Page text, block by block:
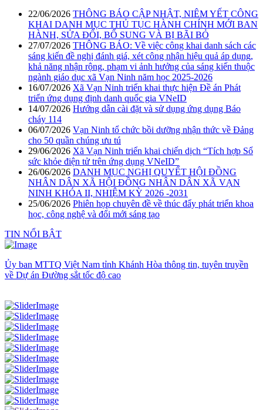
22/06/2026 THÔNG BÁO CẬP NHẬT, NIÊM YẾT CÔNG
KHAI DANH MỤC THỦ TỤC HÀNH CHÍNH MỚI BAN
HÀNH, SỬA ĐỔI, BỔ SUNG VÀ BỊ BÃI BỎ
27/07/2026 THÔNG BÁO: Về việc công khai danh sách các
sáng kiến đề nghị đánh giá, xét công nhận hiệu quả áp dụng,
khả năng nhận rộng, phạm vi ảnh hưởng của sáng kiến thuộc
ngành giáo dục xã Vạn Ninh năm học 2025-2026
16/07/2026 Xã Vạn Ninh triển khai thực hiện Đề án Phát
triển ứng dụng định danh quốc gia VNeID
14/07/2026 Hướng dẫn cài đặt và sử dụng ứng dụng Báo
cháy 114
06/07/2026 Vạn Ninh tổ chức bồi dưỡng nhận thức về Đảng
cho 50 quần chúng ưu tú
29/06/2026 Xã Vạn Ninh triển khai chiến dịch “Tích hợp Sổ
sức khỏe điện tử trên ứng dụng VNeID”
26/06/2026 DANH MỤC NGHỊ QUYẾT HỘI ĐỒNG
NHÂN DÂN XÃ HỘI ĐỒNG NHÂN DÂN XÃ VẠN
NINH KHÓA II, NHIỆM KỲ 2026 -2031
25/06/2026 Phiên họp chuyên đề về thúc đẩy phát triển khoa
học, công nghệ và đổi mới sáng tạo
TIN NỔI BẬT
Ủy ban MTTQ Việt Nam tỉnh Khánh Hòa thông tin, tuyên truyền
về Dự án Đường sắt tốc độ cao